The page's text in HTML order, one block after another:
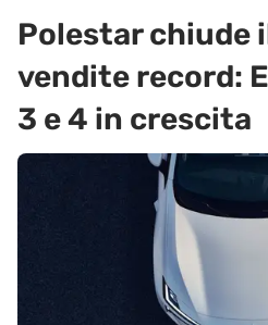
Polestar chiude
vendite record:
3 e 4 in crescita